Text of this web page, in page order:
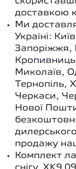
доставкою
Ми
Україні:
Запоріжжя,
Миколаїв,
Тернопіль,
Черкаси,
Нової
продажу
Комплект